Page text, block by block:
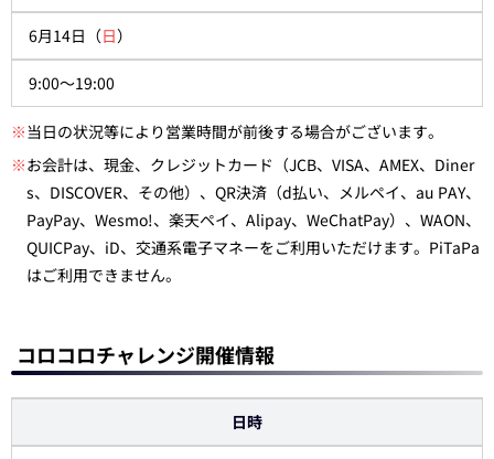
6月14日（日）
9:00～19:00
※当日の状況等により営業時間が前後する場合がございます。
※お会計は、現金、クレジットカード（JCB、VISA、AMEX、Diner
s、DISCOVER、その他）、QR決済（d払い、メルペイ、au PAY、
PayPay、Wesmo!、楽天ペイ、Alipay、WeChatPay）、WAON、
QUICPay、iD、交通系電子マネーをご利用いただけます。PiTaPa
はご利用できません。
コロコロチャレンジ開催情報
日時